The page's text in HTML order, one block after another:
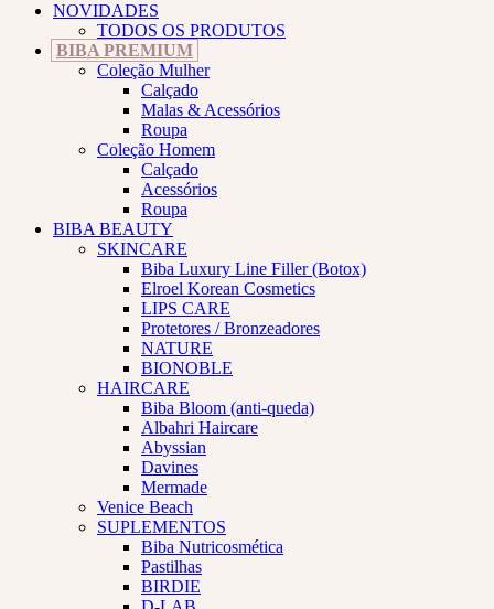
NOVIDADES
TODOS OS PRODUTOS
BIBA PREMIUM
Coleção Mulher
Calçado
Malas & Acessórios
Roupa
Coleção Homem
Calçado
Acessórios
Roupa
BIBA BEAUTY
SKINCARE
Biba Luxury Line Filler (Botox)
Elroel Korean Cosmetics
LIPS CARE
Protetores / Bronzeadores
NATURE
BIONOBLE
HAIRCARE
Biba Bloom (anti-queda)
Albahri Haircare
Abyssian
Davines
Mermade
Venice Beach
SUPLEMENTOS
Biba Nutricosmética
Pastilhas
BIRDIE